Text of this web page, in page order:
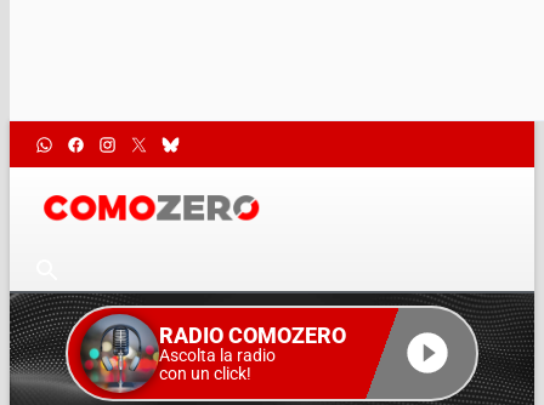
RADIO COMOZERO
Ascolta la radio
con un click!